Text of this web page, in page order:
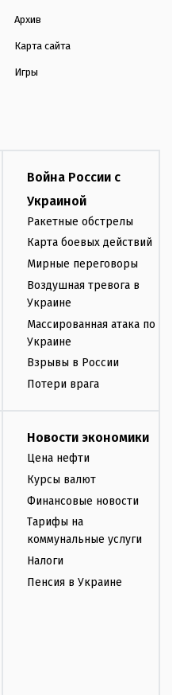
Архив
Карта сайта
Игры
Война России с
Украиной
Ракетные обстрелы
Карта боевых действий
Мирные переговоры
Воздушная тревога в
Украине
Массированная атака по
Украине
Взрывы в России
Потери врага
Новости экономики
Цена нефти
Курсы валют
Финансовые новости
Тарифы на
коммунальные услуги
Налоги
Пенсия в Украине